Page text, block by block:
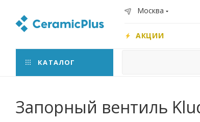
Москва
АКЦИИ
КАТАЛОГ
Запорный вентиль